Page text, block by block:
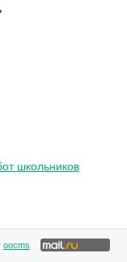
школьников
oocms